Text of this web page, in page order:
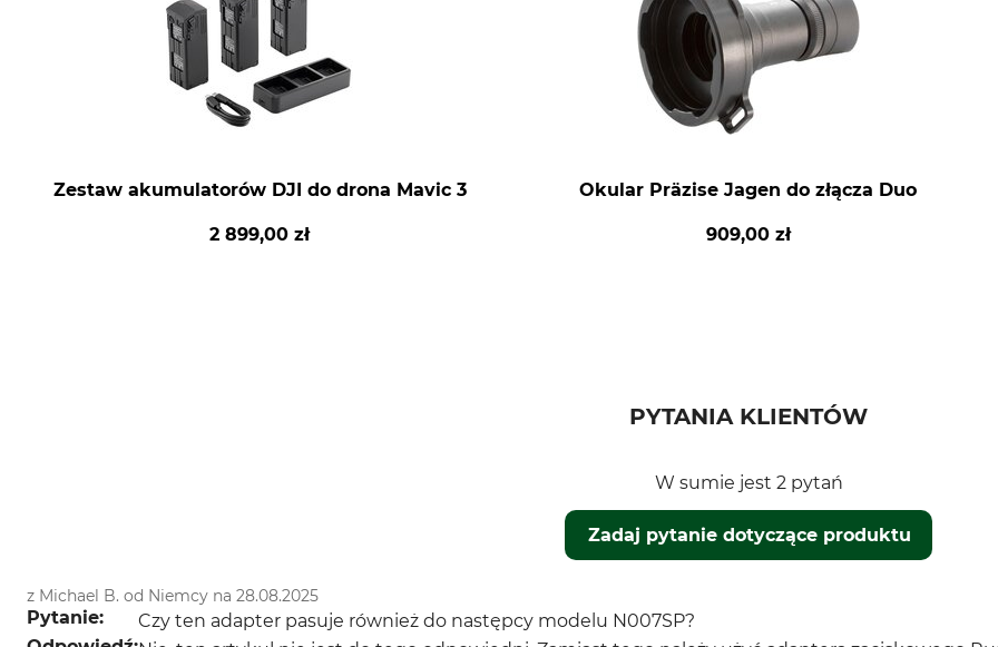
Zestaw akumulatorów DJI do drona Mavic 3
2 899,00 zł
Okular Präzise Jagen do złącza Duo
909,00 zł
PYTANIA KLIENTÓW
W sumie jest 2 pytań
Zadaj pytanie dotyczące produktu
z Michael B. od Niemcy na 28.08.2025
Pytanie:
Czy ten adapter pasuje również do następcy modelu N007SP?